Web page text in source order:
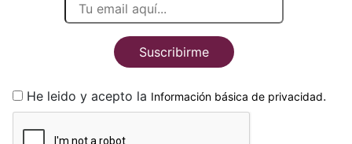
Suscribirme
He leido y acepto la Información básica de privacidad.